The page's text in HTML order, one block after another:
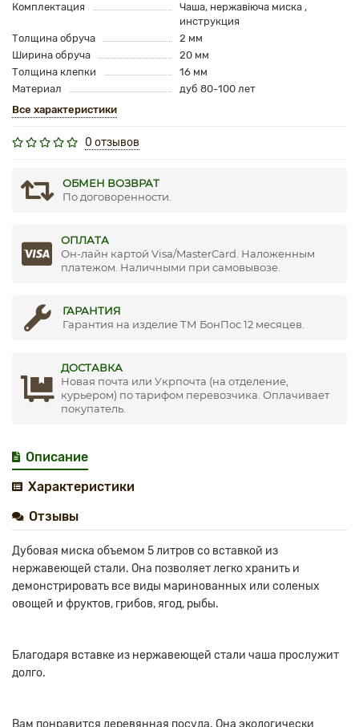
Комплектация
Чаша, нержавіюча миска ,
инструкция
Толщина обруча
2 мм
Ширина обруча
20 мм
Толщина клепки
16 мм
Материал
дуб 80-100 лет
Все характеристики
0 отзывов
ОБМЕН ВОЗВРАТ
По договоренности.
ОПЛАТА
Он-лайн картой Visa/MasterCard. Наложенным
платежом. Наличными при самовывозе.
ГАРАНТИЯ
Гарантия на изделие ТМ БонПос 12 месяцев.
ДОСТАВКА
Новая почта или Укрпочта (на отделение,
курьером) по тарифом перевозчика. Оплачивает
покупатель.
Описание
Характеристики
Отзывы
Дубовая миска объемом 5 литров со вставкой из
нержавеющей стали. Она позволяет легко хранить и
демонстрировать все виды маринованных или соленых
овощей и фруктов, грибов, ягод, рыбы.
Благодаря вставке из нержавеющей стали чаша прослужит
долго.